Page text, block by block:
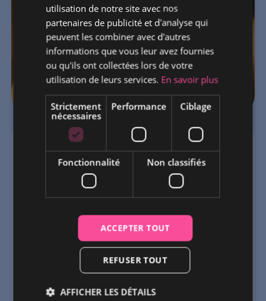
Camélia Jordana
CONCERT MARSEILLE
Camélia Jordana est une artiste plurielle qui
s'est imposée avec succès dans la musique,
le cinéma et la réalisation. Lauréate d'une
Victoire de la Musique et d'un César, elle
navigue avec aisance entre projets
utilisation de notre site avec nos
partenaires de publicité et d'analyse qui
peuvent les combiner avec d'autres
informations que vous leur avez fournies
ou qu'ils ont collectées lors de votre
utilisation de leurs services. En savoir plus
Strictement
nécessaires
Performance Ciblage
Fonctionnalité Non classifiés
ACCEPTER TOUT
REFUSER TOUT
AFFICHER LES DÉTAILS